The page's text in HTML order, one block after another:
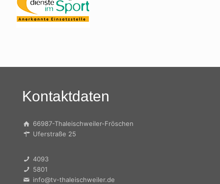
Kontaktdaten
66987-Thaleischweiler-Fröschen
Uferstraße 25
4093
5801
info@tv-thaleischweiler.de